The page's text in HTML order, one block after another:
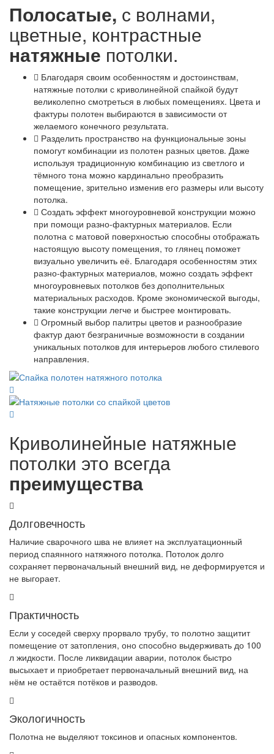
Полосатые, с волнами,
цветные, контрастные
натяжные потолки.
Благодаря своим особенностям и достоинствам,
натяжные потолки с криволинейной спайкой будут
великолепно смотреться в любых помещениях. Цвета и
фактуры полотен выбираются в зависимости от
желаемого конечного результата.
Разделить пространство на функциональные зоны
помогут комбинации из полотен разных цветов. Даже
используя традиционную комбинацию из светлого и
тёмного тона можно кардинально преобразить
помещение, зрительно изменив его размеры или высоту
потолка.
Создать эффект многоуровневой конструкции можно
при помощи разно-фактурных материалов. Если
полотна с матовой поверхностью способны отображать
настоящую высоту помещения, то глянец поможет
визуально увеличить её. Благодаря особенностям этих
разно-фактурных материалов, можно создать эффект
многоуровневых потолков без дополнительных
материальных расходов. Кроме экономической выгоды,
такие конструкции легче и быстрее монтировать.
Огромный выбор палитры цветов и разнообразие
фактур дают безграничные возможности в создании
уникальных потолков для интерьеров любого стилевого
направления.
Криволинейные натяжные
потолки это всегда
преимущества
Долговечность
Наличие сварочного шва не влияет на эксплуатационный
период спаянного натяжного потолка. Потолок долго
сохраняет первоначальный внешний вид, не деформируется и
не выгорает.
Практичность
Если у соседей сверху прорвало трубу, то полотно защитит
помещение от затопления, оно способно выдерживать до 100
л жидкости. После ликвидации аварии, потолок быстро
высыхает и приобретает первоначальный внешний вид, на
нём не остаётся потёков и разводов.
Экологичность
Полотна не выделяют токсинов и опасных компонентов.